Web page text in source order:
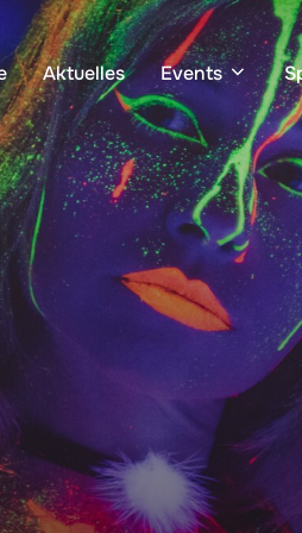
Aktuelles Events